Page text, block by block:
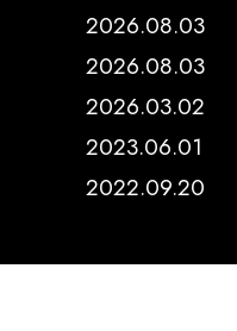
2026.08.03
2026.08.03
2026.03.02
2023.06.01
2022.09.20